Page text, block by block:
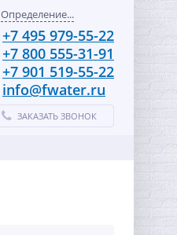
Определение...
+7 495 979-55-22
+7 800 555-31-91
+7 901 519-55-22
info@fwater.ru
ЗАКАЗАТЬ ЗВОНОК